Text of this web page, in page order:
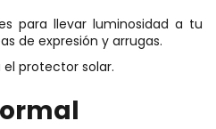
para llevar luminosidad a tu
de expresión y arrugas.
el protector solar.